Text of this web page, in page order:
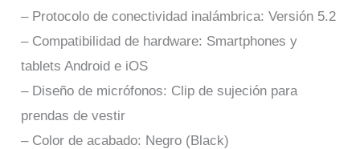
– Protocolo de conectividad inalámbrica: Versión 5.2
– Compatibilidad de hardware: Smartphones y
tablets Android e iOS
– Diseño de micrófonos: Clip de sujeción para
prendas de vestir
– Color de acabado: Negro (Black)